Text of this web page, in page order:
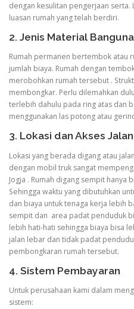
dengan kesulitan pengerjaan serta.
luasan rumah yang telah berdiri.
2. Jenis Material
Rumah permanen bertembok atau
jumlah biaya. Rumah dengan
merobohkan rumah tersebut .
membongkar. Perlu dilemahkan
terlebih dahulu pada ring atas dan
menggunakan las potong atau
3. Lokasi dan Akses Jalan
Lokasi yang berada digang atau
dengan mobil truk sangat
Jogja . Rumah digang sempit hanya
Sehingga waktu yang dibutuhkan
dan biaya untuk tenaga kerja lebih
sempit dan area padat penduduk
lebih hati-hati sehingga biaya bisa
jalan lebar dan tidak padat
pembongkaran rumah tersebut.
4. Sistem Pembayaran
Untuk perusahaan kami dalam
sistem: